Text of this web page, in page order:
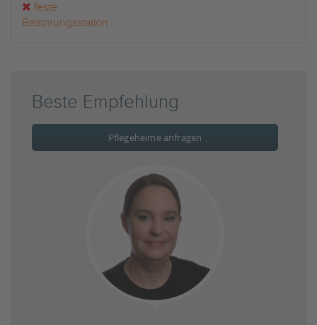
feste
Beatmungsstation
Beste Empfehlung
Pflegeheime anfragen